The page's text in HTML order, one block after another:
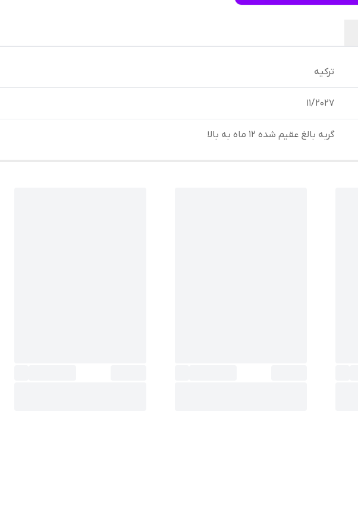
ترکیه
11/2027
گربه بالغ عقیم شده 12 ماه به بالا